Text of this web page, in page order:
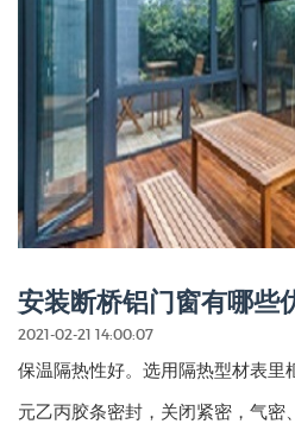
安装断桥铝门窗有哪些
2021-02-21 14:00:07
保温隔热性好。选用隔热型材表里
元乙丙胶条密封，关闭紧密，气